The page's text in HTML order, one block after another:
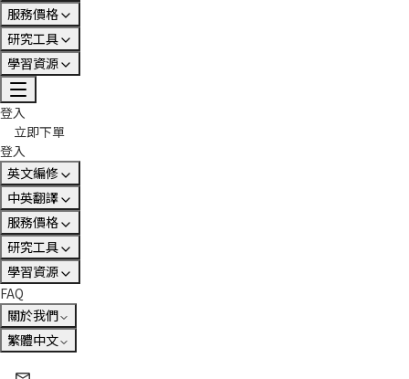
服務價格
研究工具
學習資源
登入
立即下單
登入
英文編修
中英翻譯
服務價格
研究工具
學習資源
FAQ
關於我們
繁體中文